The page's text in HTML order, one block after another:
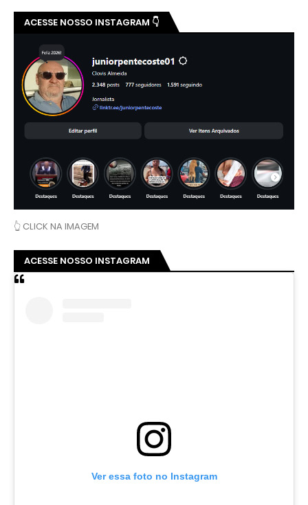
ACESSE NOSSO INSTAGRAM 👇
👆 CLICK NA IMAGEM
ACESSE NOSSO INSTAGRAM
Ver essa foto no Instagram